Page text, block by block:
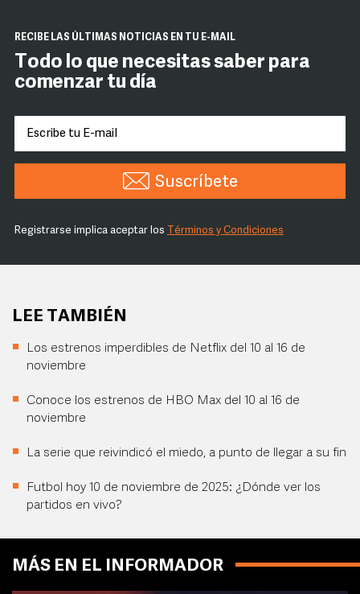
RECIBE LAS ÚLTIMAS NOTICIAS EN TU E-MAIL
Todo lo que necesitas saber para
comenzar tu día
Suscríbete
Registrarse implica aceptar los Términos y Condiciones
LEE TAMBIÉN
Los estrenos imperdibles de Netflix del 10 al 16 de
noviembre
Conoce los estrenos de HBO Max del 10 al 16 de
noviembre
La serie que reivindicó el miedo, a punto de llegar a su fin
Futbol hoy 10 de noviembre de 2025: ¿Dónde ver los
partidos en vivo?
MÁS EN EL INFORMADOR